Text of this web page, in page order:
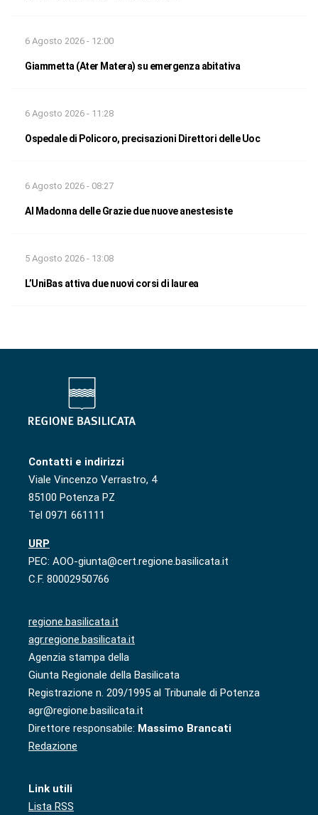
6 Agosto 2026 - 12:00
Giammetta (Ater Matera) su emergenza abitativa
6 Agosto 2026 - 11:28
Ospedale di Policoro, precisazioni Direttori delle Uoc
6 Agosto 2026 - 08:27
Al Madonna delle Grazie due nuove anestesiste
5 Agosto 2026 - 13:08
L’UniBas attiva due nuovi corsi di laurea
Contatti e indirizzi
Viale Vincenzo Verrastro, 4
85100 Potenza PZ
Tel 0971 661111
URP
PEC: AOO-giunta@cert.regione.basilicata.it
C.F. 80002950766
regione.basilicata.it
agr.regione.basilicata.it
Agenzia stampa della
Giunta Regionale della Basilicata
Registrazione n. 209/1995 al Tribunale di Potenza
agr@regione.basilicata.it
Direttore responsabile: Massimo Brancati
Redazione
Link utili
Lista RSS